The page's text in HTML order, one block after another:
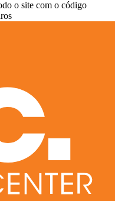
o site com o código